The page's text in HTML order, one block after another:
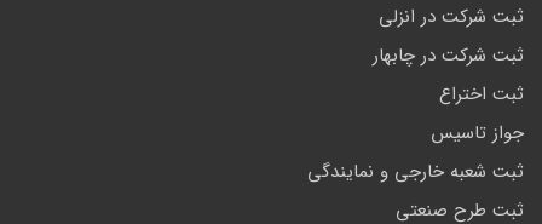
ثبت شرکت در انزلی
ثبت شرکت در چابهار
ثبت اختراع
جواز تاسیس
ثبت شعبه خارجی و نمایندگی
ثبت طرح صنعتی